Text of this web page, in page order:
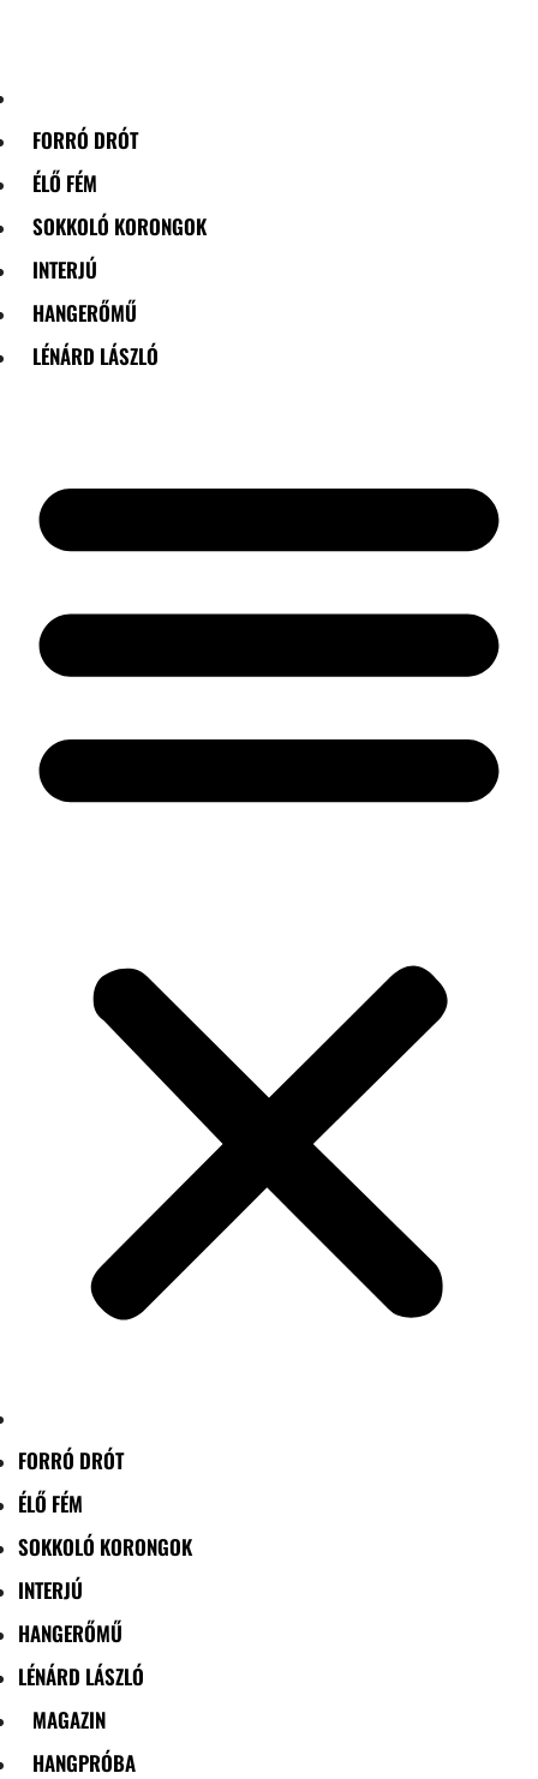
FORRÓ DRÓT
ÉLŐ FÉM
SOKKOLÓ KORONGOK
INTERJÚ
HANGERŐMŰ
LÉNÁRD LÁSZLÓ
FORRÓ DRÓT
ÉLŐ FÉM
SOKKOLÓ KORONGOK
INTERJÚ
HANGERŐMŰ
LÉNÁRD LÁSZLÓ
MAGAZIN
HANGPRÓBA